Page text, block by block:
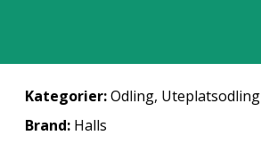
Kategorier:Odling, Uteplatsodling
Brand: Halls